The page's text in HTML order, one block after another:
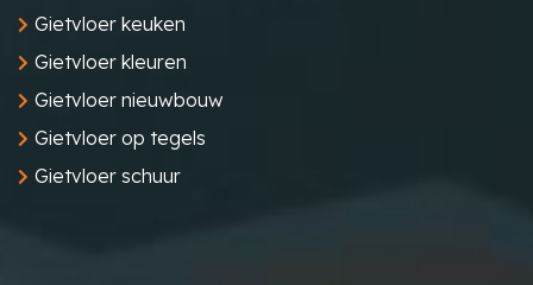
Gietvloer keuken
Gietvloer kleuren
Gietvloer nieuwbouw
Gietvloer op tegels
Gietvloer schuur